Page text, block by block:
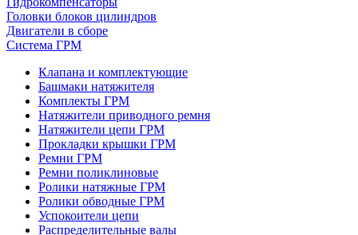
Головки блоков цилиндров
Двигатели в сборе
Система ГРМ
Клапана и комплектующие
Башмаки натяжителя
Комплекты ГРМ
Натяжители приводного ремня
Натяжители цепи ГРМ
Прокладки крышки ГРМ
Ремни ГРМ
Ремни поликлиновые
Ролики натяжные ГРМ
Ролики обводные ГРМ
Успокоители цепи
Распределительные валы